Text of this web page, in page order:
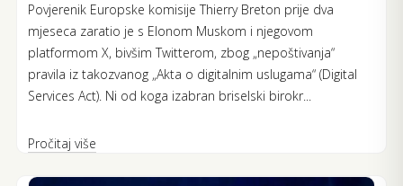
Povjerenik Europske komisije Thierry Breton prije dva
mjeseca zaratio je s Elonom Muskom i njegovom
platformom X, bivšim Twitterom, zbog „nepoštivanja“
pravila iz takozvanog „Akta o digitalnim uslugama“ (Digital
Services Act). Ni od koga izabran briselski birokr...
Pročitaj više